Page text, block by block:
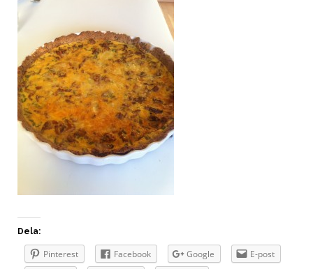
Dela:
Pinterest Facebook Google
E-post